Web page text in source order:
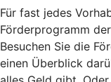
Für fast jedes
Förderprogramm
Besuchen Sie die
einen Überblick